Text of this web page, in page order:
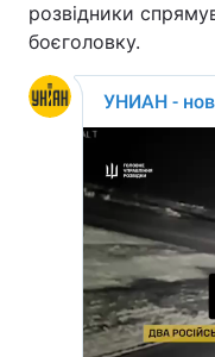
розвідники
боєголовку.